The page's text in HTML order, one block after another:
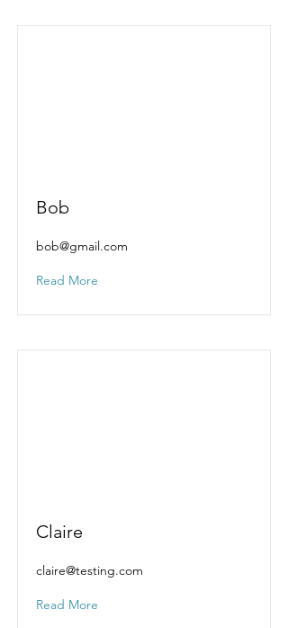
Bob
bob@gmail.com
Read More
Claire
claire@testing.com
Read More